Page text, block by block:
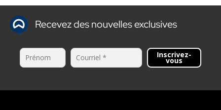
Recevez des nouvelles exclusives
Inscrivez-
vous